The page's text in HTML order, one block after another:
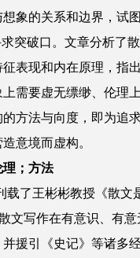
象的关系和边界，试
突破口。文章分析了
表现和内在原理，指
需要虚无缥缈、伦理
方法与向度，即为追
意境而虚构。
理；方法
了王彬彬教授《散文
文写作在有意识、有意
援引《史记》等诸多